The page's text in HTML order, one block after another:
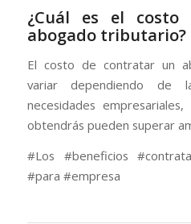
¿Cuál es el
abogado tributario?
El costo de contratar un
variar dependiendo de
necesidades
obtendrás pueden superar
#Los #beneficios
#para #empresa